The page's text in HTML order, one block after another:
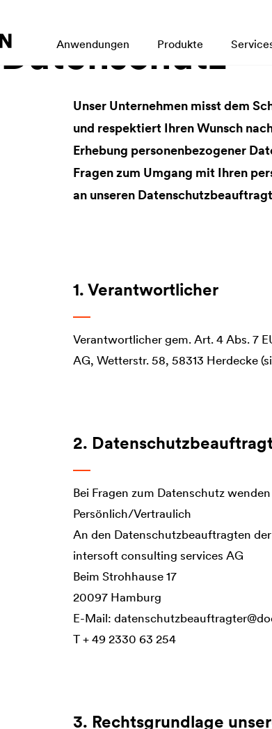
Anwendungen Produkte
Datenschutz
Unser Unternehmen misst dem
und respektiert Ihren Wunsch
Erhebung personenbezogener
Fragen zum Umgang mit Ihren
an unseren
1. Verantwortlicher
Verantwortlicher gem. Art. 4 Abs. 7
AG, Wetterstr. 58, 58313 Herdecke
2.
Bei Fragen zum Datenschutz
Persönlich/Vertraulich
An den Datenschutzbeauftragten
intersoft consulting services AG
Beim Strohhause 17
20097 Hamburg
E-Mail:
T + 49 2330 63 254
3. Rechtsgrundlage